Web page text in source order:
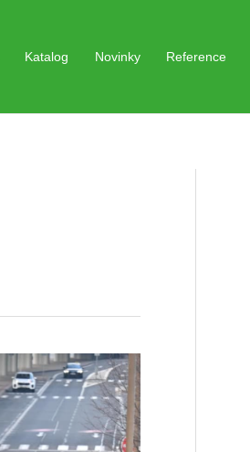
Katalog Novinky Reference